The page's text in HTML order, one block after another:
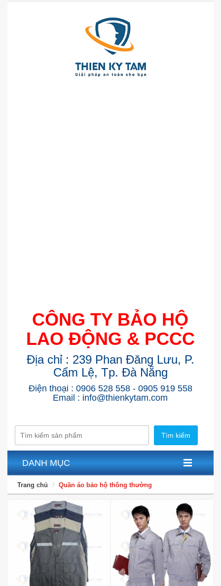
CÔNG TY BẢO HỘ
LAO ĐỘNG & PCCC
Địa chỉ : 239 Phan Đăng Lưu, P.
Cẩm Lệ, Tp. Đà Nẵng
Điện thoại : 0906 528 558 - 0905 919 558
Email : info@thienkytam.com
Tìm kiếm
DANH MỤC
Trang chủ Quần áo bảo hộ thông thường